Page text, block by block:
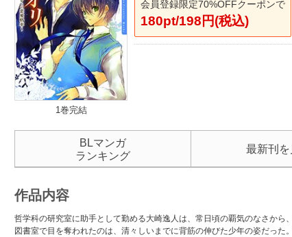
1巻完結
会員登録限定70%OFFクーポンで
180pt/198円(税込)
BLマンガ
ランキング
最新刊を
作品内容
哲学科の研究室に助手として勤める大崎逸人は、常日頃の覇気のなさか
図書室で目を奪われたのは、清々しいまでに背筋の伸びた少年の姿だっ